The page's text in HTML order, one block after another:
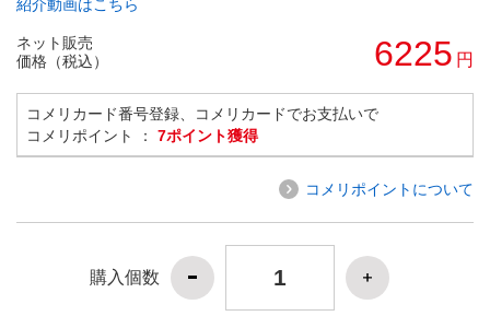
紹介動画はこちら
ネット販売
価格（税込）
6225 円
コメリカード番号登録、コメリカードでお支払いで
コメリポイント ： 7ポイント獲得
コメリポイントについて
購入個数